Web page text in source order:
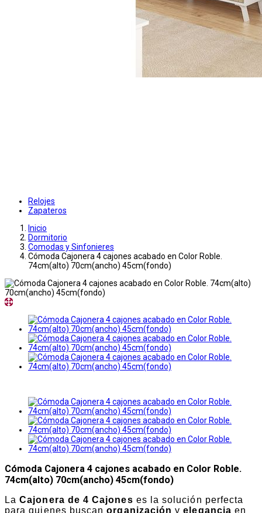
Relojes
Zapateros
Inicio
Dormitorio
Comodas y Sinfonieres
Cómoda Cajonera 4 cajones acabado en Color Roble.
74cm(alto) 70cm(ancho) 45cm(fondo)
Cómoda Cajonera 4 cajones acabado en Color Roble.
74cm(alto) 70cm(ancho) 45cm(fondo)
LaCajonera de 4 Cajones es la solución perfecta
para quienes buscanorganización yelegancia en